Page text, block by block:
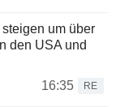
um über
den USA und
16:35
RE